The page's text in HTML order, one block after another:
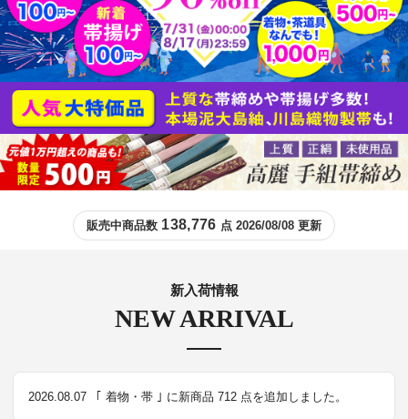
販売中商品数 138,776 点 2026/08/08 更新
NEW ARRIVAL
新入荷情報
2026.08.07 ｢ 着物・帯 ｣ に新商品 712 点を追加しました。